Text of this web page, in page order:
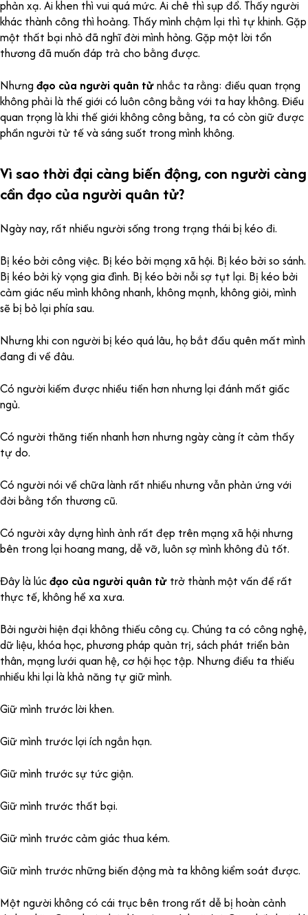
phản xạ. Ai khen thì vui quá mức. Ai chê thì sụp đổ. Thấy người
khác thành công thì hoảng. Thấy mình chậm lại thì tự khinh. Gặp
một thất bại nhỏ đã nghĩ đời mình hỏng. Gặp một lời tổn
thương đã muốn đáp trả cho bằng được.
Nhưng đạo của người quân tửnhắc ta rằng: điều quan trọng
không phải là thế giới có luôn công bằng với ta hay không. Điều
quan trọng là khi thế giới không công bằng, ta có còn giữ được
phần người tử tế và sáng suốt trong mình không.
Vì sao thời đại càng biến động, con người càng
cần đạo của người quân tử?
Ngày nay, rất nhiều người sống trong trạng thái bị kéo đi.
Bị kéo bởi công việc. Bị kéo bởi mạng xã hội. Bị kéo bởi so sánh.
Bị kéo bởi kỳ vọng gia đình. Bị kéo bởi nỗi sợ tụt lại. Bị kéo bởi
cảm giác nếu mình không nhanh, không mạnh, không giỏi, mình
sẽ bị bỏ lại phía sau.
Nhưng khi con người bị kéo quá lâu, họ bắt đầu quên mất mình
đang đi về đâu.
Có người kiếm được nhiều tiền hơn nhưng lại đánh mất giấc
ngủ.
Có người thăng tiến nhanh hơn nhưng ngày càng ít cảm thấy
tự do.
Có người nói về chữa lành rất nhiều nhưng vẫn phản ứng với
đời bằng tổn thương cũ.
Có người xây dựng hình ảnh rất đẹp trên mạng xã hội nhưng
bên trong lại hoang mang, dễ vỡ, luôn sợ mình không đủ tốt.
Đây là lúcđạo của người quân tử trở thành một vấn đề rất
thực tế, không hề xa xưa.
Bởi người hiện đại không thiếu công cụ. Chúng ta có công nghệ,
dữ liệu, khóa học, phương pháp quản trị, sách phát triển bản
thân, mạng lưới quan hệ, cơ hội học tập. Nhưng điều ta thiếu
nhiều khi lại là khả năng tự giữ mình.
Giữ mình trước lời khen.
Giữ mình trước lợi ích ngắn hạn.
Giữ mình trước sự tức giận.
Giữ mình trước thất bại.
Giữ mình trước cảm giác thua kém.
Giữ mình trước những biến động mà ta không kiểm soát được.
Một người không có cái trục bên trong rất dễ bị hoàn cảnh